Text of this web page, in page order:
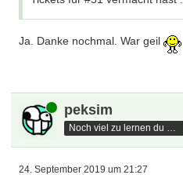
Ja. Danke nochmal. War geil
Online peksim
Noch viel zu lernen du hast
24. September 2019 um 21:27